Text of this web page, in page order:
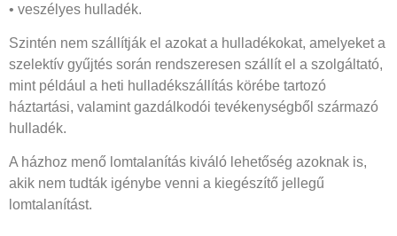
• veszélyes hulladék.
Szintén nem szállítják el azokat a hulladékokat, amelyeket a
szelektív gyűjtés során rendszeresen szállít el a szolgáltató,
mint például a heti hulladékszállítás körébe tartozó
háztartási, valamint gazdálkodói tevékenységből származó
hulladék.
A házhoz menő lomtalanítás kiváló lehetőség azoknak is,
akik nem tudták igénybe venni a kiegészítő jellegű
lomtalanítást.